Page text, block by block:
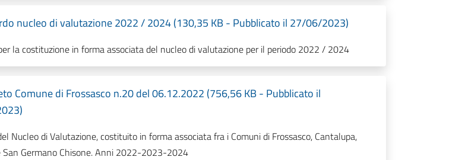
nucleo di valutazione 2022 / 2024 (130,35 KB - Pubblicato il 27/06/2023)
la costituzione in forma associata del nucleo di valutazione per il periodo 2022 / 2024
Comune di Frossasco n.20 del 06.12.2022 (756,56 KB - Pubblicato il
Nucleo di Valutazione, costituito in forma associata fra i Comuni di Frossasco, Cantalupa,
San Germano Chisone. Anni 2022-2023-2024